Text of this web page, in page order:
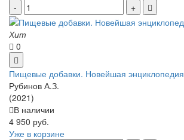
Хит
0
Пищевые добавки. Новейшая энциклопедия
Рубинов А.З.
(2021)
В наличии
4 950 руб.
Уже в корзине